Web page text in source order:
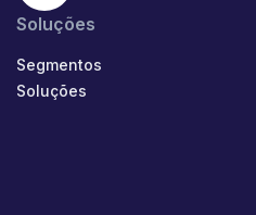
Soluções
Segmentos
Soluções